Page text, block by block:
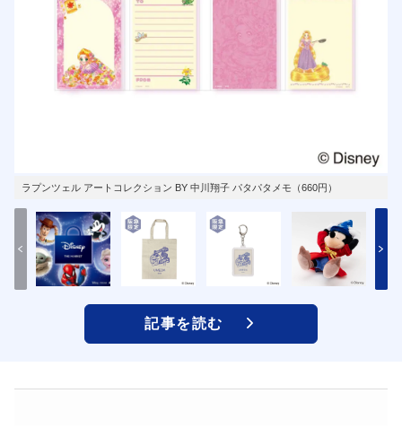
ラプンツェル アートコレクション BY 中川翔子 パタパタメモ（660円）
記事を読む